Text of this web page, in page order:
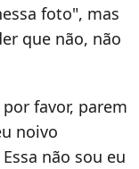
foto", mas
que não, não
favor, parem
noivo
Essa não sou eu